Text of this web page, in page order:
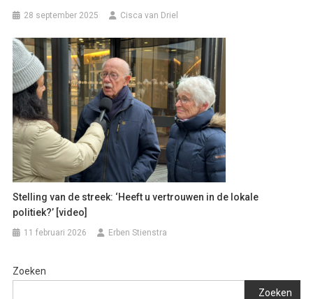
28 september 2025 Cisca van Driel
Stelling van de streek: ‘Heeft u vertrouwen in de lokale
politiek?’ [video]
11 februari 2026 Erben Stienstra
Zoeken
Zoeken